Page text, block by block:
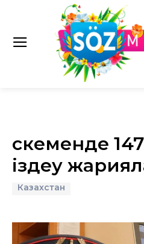
Өскеменде
іздеу
Казахстан